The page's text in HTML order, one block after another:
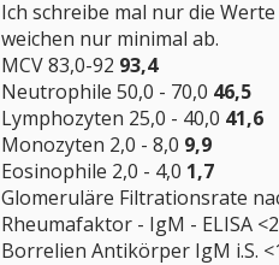
Ich schreibe mal nur die
weichen nur minimal ab.
MCV 83,0-92 93,4
Neutrophile 50,0 - 70,0 46,5
Lymphozyten 25,0 - 40,0 41,6
Monozyten 2,0 - 8,0 9,9
Eosinophile 2,0 - 4,0 1,7
Glomeruläre Filtrationsrate
Rheumafaktor - IgM - ELISA
Borrelien Antikörper IgM i.S.